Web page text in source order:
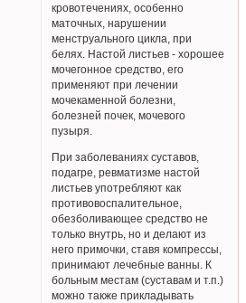
кровотечениях, особенно
маточных, нарушении
менструального цикла, при
белях. Настой листьев - хорошее
мочегонное средство, его
применяют при лечении
мочекаменной болезни,
болезней почек, мочевого
пузыря.
При заболеваниях суставов,
подагре, ревматизме настой
листьев употребляют как
противовоспалительное,
обезболивающее средство не
только внутрь, но и делают из
него примочки, ставя компрессы,
принимают лечебные ванны. К
больным местам (суставам и т.п.)
можно также прикладывать